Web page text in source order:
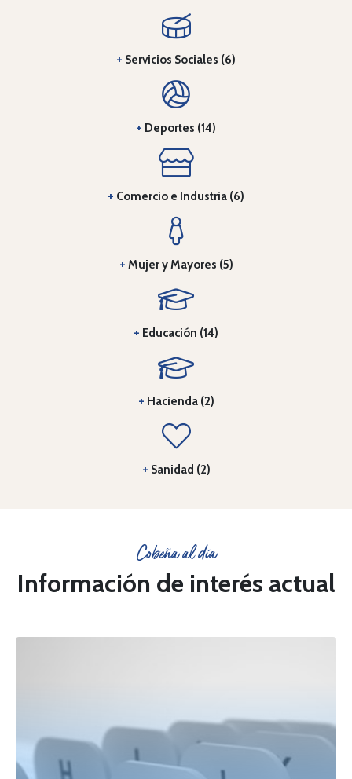
+ Servicios Sociales (6)
+ Deportes (14)
+ Comercio e Industria (6)
+ Mujer y Mayores (5)
+ Educación (14)
+ Hacienda (2)
+ Sanidad (2)
Cobeña al día
Información de interés actual